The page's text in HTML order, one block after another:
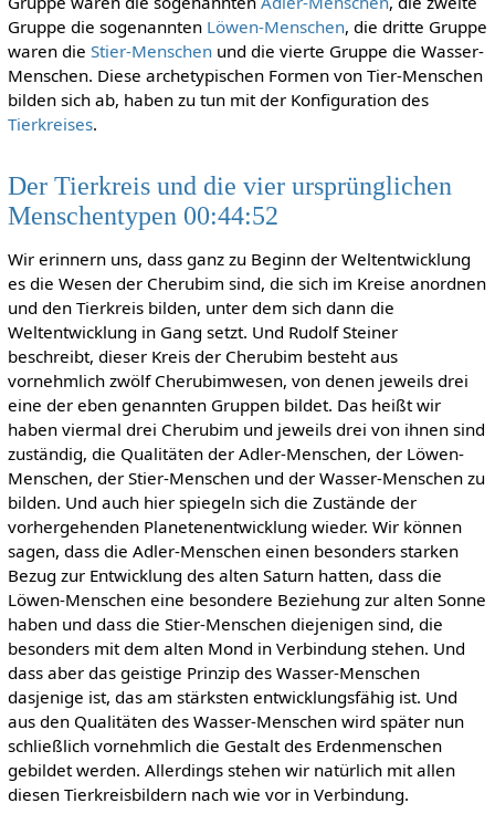
Gruppe die sogenannten Löwen-Menschen, die dritte Gruppe
waren die Stier-Menschenund die vierte Gruppe die Wasser-
Menschen. Diese archetypischen Formen von Tier-Menschen
bilden sich ab, haben zu tun mit der Konfiguration des
Tierkreises.
Der Tierkreis und die vier ursprünglichen
Menschentypen 00:44:52
Wir erinnern uns, dass ganz zu Beginn der Weltentwicklung
es die Wesen der Cherubim sind, die sich im Kreise anordnen
und den Tierkreis bilden, unter dem sich dann die
Weltentwicklung in Gang setzt. Und Rudolf Steiner
beschreibt, dieser Kreis der Cherubim besteht aus
vornehmlich zwölf Cherubimwesen, von denen jeweils drei
eine der eben genannten Gruppen bildet. Das heißt wir
haben viermal drei Cherubim und jeweils drei von ihnen sind
zuständig, die Qualitäten der Adler-Menschen, der Löwen-
Menschen, der Stier-Menschen und der Wasser-Menschen zu
bilden. Und auch hier spiegeln sich die Zustände der
vorhergehenden Planetenentwicklung wieder. Wir können
sagen, dass die Adler-Menschen einen besonders starken
Bezug zur Entwicklung des alten Saturn hatten, dass die
Löwen-Menschen eine besondere Beziehung zur alten Sonne
haben und dass die Stier-Menschen diejenigen sind, die
besonders mit dem alten Mond in Verbindung stehen. Und
dass aber das geistige Prinzip des Wasser-Menschen
dasjenige ist, das am stärksten entwicklungsfähig ist. Und
aus den Qualitäten des Wasser-Menschen wird später nun
schließlich vornehmlich die Gestalt des Erdenmenschen
gebildet werden. Allerdings stehen wir natürlich mit allen
diesen Tierkreisbildern nach wie vor in Verbindung.